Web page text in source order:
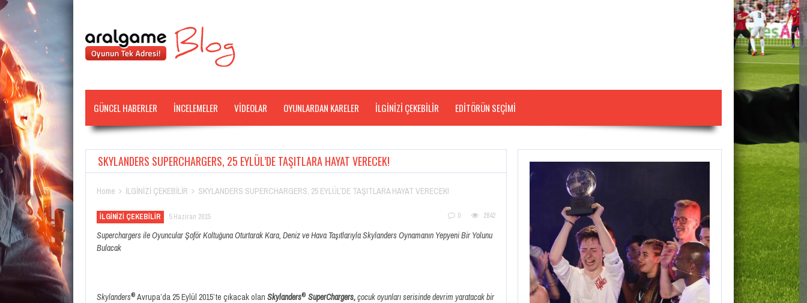
GÜNCEL HABERLER İNCELEMELER VİDEOLAR OYUNLARDAN KARELER İLGİNİZİ ÇEKEBİLİR EDITÖRÜN SEÇIMI
SKYLANDERS SUPERCHARGERS, 25 EYLÜL’DE TAŞITLARA HAYAT VERECEK!
Home  İLGİNİZİ ÇEKEBİLİR  SKYLANDERS SUPERCHARGERS, 25 EYLÜL’DE TAŞITLARA HAYAT VERECEK!
İLGİNİZİ ÇEKEBİLİR 5 Haziran 2015 0 2842
Superchargers ile Oyuncular Şoför Koltuğuna Oturtarak Kara, Deniz ve Hava Taşıtlarıyla Skylanders Oynamanın Yepyeni Bir Yolunu
Bulacak
Skylanders® Avrupa’da 25 Eylül 2015’te çıkacak olan Skylanders® SuperChargers,çocuk oyunları serisinde devrim yaratacak bir